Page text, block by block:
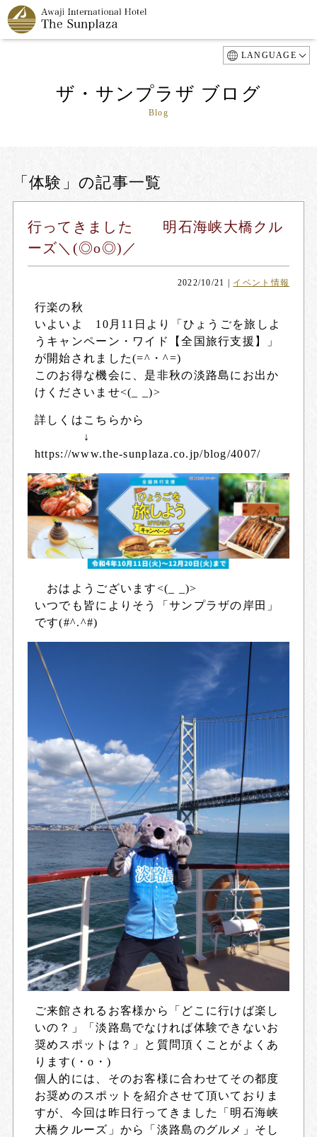
LANGUAGE
ザ・サンプラザ ブログ
Blog
「体験」の記事一覧
行ってきました 明石海峡大橋クル
ーズ＼(◎o◎)／
2022/10/21 イベント情報
行楽の秋
いよいよ 10月11日より「ひょうごを旅しよ
うキャンペーン・ワイド【全国旅行支援】」
が開始されました(=^・^=)
このお得な機会に、是非秋の淡路島にお出か
けくださいませ<(_ _)>
詳しくはこちらから
↓
https://www.the-sunplaza.co.jp/blog/4007/
おはようございます<(_ _)>
いつでも皆によりそう「サンプラザの岸田」
です(#^.^#)
ご来館されるお客様から「どこに行けば楽し
いの？」「淡路島でなければ体験できないお
奨めスポットは？」と質問頂くことがよくあ
ります(・o・)
個人的には、そのお客様に合わせてその都度
お奨めのスポットを紹介させて頂いておりま
すが、今回は昨日行ってきました「明石海峡
大橋クルーズ」から「淡路島のグルメ」そし